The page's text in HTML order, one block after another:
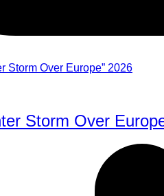
Storm Over